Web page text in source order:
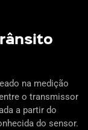
na medição
o transmissor
a partir do
do sensor.